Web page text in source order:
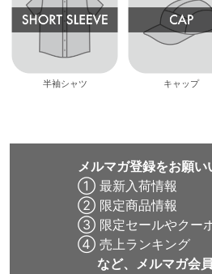
半袖シャツ キャップ
メルマガ登録をお願い
① 最新入荷情報
② 限定商品情報
③ 限定セールやクー
④ 売上ランキング
など、メルマガ会